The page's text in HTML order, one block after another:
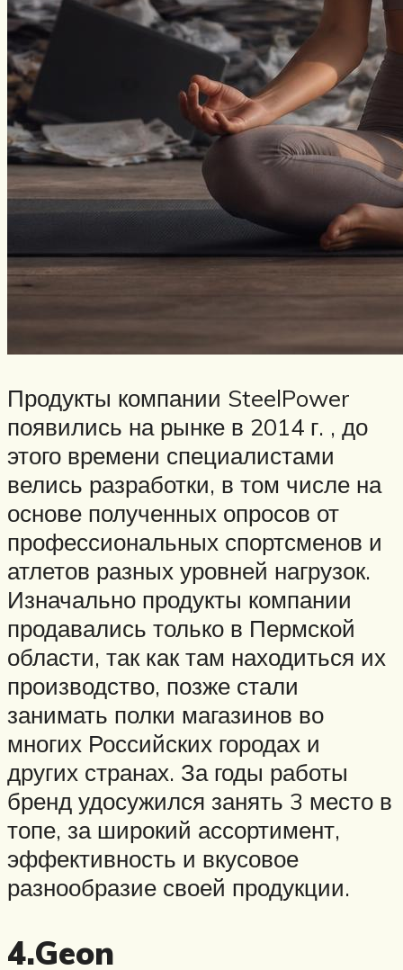
Продукты компании SteelPower
появились на рынке в 2014 г. , до
этого времени специалистами
велись разработки, в том числе на
основе полученных опросов от
профессиональных спортсменов и
атлетов разных уровней нагрузок.
Изначально продукты компании
продавались только в Пермской
области, так как там находиться их
производство, позже стали
занимать полки магазинов во
многих Российских городах и
других странах. За годы работы
бренд удосужился занять 3 место в
топе, за широкий ассортимент,
эффективность и вкусовое
разнообразие своей продукции.
4.Geon